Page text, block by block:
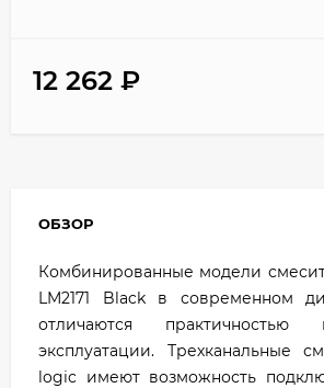
12 262 ₽
ОБЗОР
Комбинированные модели
LM2171 Black в современном
отличаются
эксплуатации. Трехканальные
logic имеют возможность